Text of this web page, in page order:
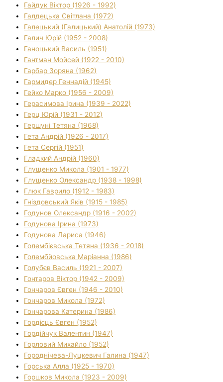
Гайдук Віктор (1926 - 1992)
Галдецька Світлана (1972)
Галецький (Галицький) Анатолій (1973)
Галич Юрій (1952 - 2008)
Ганоцький Василь (1951)
Гантман Мойсей (1922 - 2010)
Гарбар Зоряна (1962)
Гармидер Геннадій (1945)
Гейко Марко (1956 - 2009)
Герасимова Ірина (1939 - 2022)
Герц Юрій (1931 - 2012)
Гершуні Тетяна (1968)
Гета Андрій (1926 - 2017)
Гета Сергій (1951)
Гладкий Андрій (1960)
Глущенко Микола (1901 - 1977)
Глущенко Олександр (1938 - 1998)
Глюк Гаврило (1912 - 1983)
Гніздовський Яків (1915 - 1985)
Годунов Олександр (1916 - 2002)
Годунова Ірина (1973)
Годунова Лариса (1946)
Голембієвська Тетяна (1936 - 2018)
Голембйовська Маріанна (1986)
Голубєв Василь (1921 - 2007)
Гонтаров Віктор (1942 - 2009)
Гончаров Євген (1946 - 2010)
Гончаров Микола (1972)
Гончарова Катерина (1986)
Гордієць Євген (1952)
Гордійчук Валентин (1947)
Горловий Михайло (1952)
Городнічева-Луцкевич Галина (1947)
Горська Алла (1925 - 1970)
Горшков Микола (1923 - 2009)